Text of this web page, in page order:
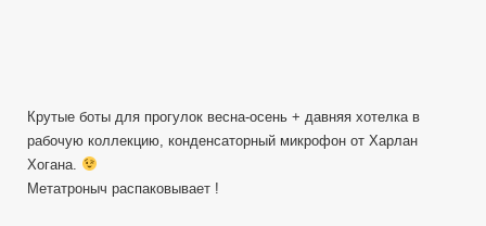
Крутые боты для прогулок весна-осень + давняя хотелка в
рабочую коллекцию, конденсаторный микрофон от Харлан
Хогана.
Метатроныч распаковывает !